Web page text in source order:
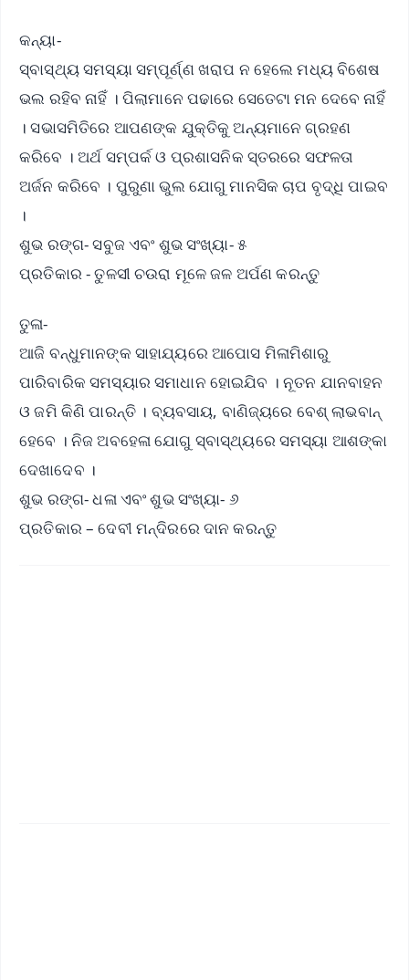
କନ୍ୟା-
ସ୍ବାସ୍ଥ୍ୟ ସମସ୍ୟା ସମ୍ପୂର୍ଣ୍ଣ ଖରାପ ନ ହେଲେ ମଧ୍ୟ ବିଶେଷ
ଭଲ ରହିବ ନାହିଁ । ପିଲାମାନେ ପଢାରେ ସେତେଟା ମନ ଦେବେ ନାହିଁ
। ସଭାସମିତିରେ ଆପଣଙ୍କ ଯୁକ୍ତିକୁ ଅନ୍ୟମାନେ ଗ୍ରହଣ
କରିବେ । ଅର୍ଥ ସମ୍ପର୍କ ଓ ପ୍ରଶାସନିକ ସ୍ତରରେ ସଫଳତା
ଅର୍ଜନ କରିବେ । ପୁରୁଣା ଭୁଲ ଯୋଗୁ ମାନସିକ ଚାପ ବୃଦ୍ଧି ପାଇବ
।
ଶୁଭ ରଙ୍ଗ- ସବୁଜ ଏବଂ ଶୁଭ ସଂଖ୍ୟା- ୫
ପ୍ରତିକାର - ତୁଳସୀ ଚଉରା ମୂଳେ ଜଳ ଅର୍ପଣ କରନ୍ତୁ
ତୁଳା-
ଆଜି ବନ୍ଧୁମାନଙ୍କ ସାହାଯ୍ୟରେ ଆପୋସ ମିଳାମିଶାରୁ
ପାରିବାରିକ ସମସ୍ୟାର ସମାଧାନ ହୋଇଯିବ । ନୂତନ ଯାନବାହନ
ଓ ଜମି କିଣି ପାରନ୍ତି । ବ୍ୟବସାୟ, ବାଣିଜ୍ୟରେ ବେଶ୍ ଲାଭବାନ୍
ହେବେ । ନିଜ ଅବହେଳା ଯୋଗୁ ସ୍ବାସ୍ଥ୍ୟରେ ସମସ୍ୟା ଆଶଙ୍କା
ଦେଖାଦେବ ।
ଶୁଭ ରଙ୍ଗ- ଧଳା ଏବଂ ଶୁଭ ସଂଖ୍ୟା- ୬
ପ୍ରତିକାର – ଦେବୀ ମନ୍ଦିରରେ ଦାନ କରନ୍ତୁ